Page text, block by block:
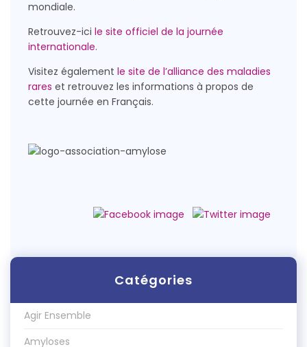
mondiale.
Retrouvez-ici le site officiel de la journée
internationale.
Visitez également le site de l’alliance des maladies
rares et retrouvez les informations à propos de
cette journée en Français.
Catégories
Agir Ensemble
Amyloses